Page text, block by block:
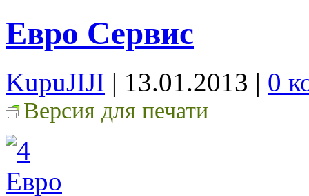
Евро Сервис
KupuJIJI | 13.01.2013 | 0
Версия для печати